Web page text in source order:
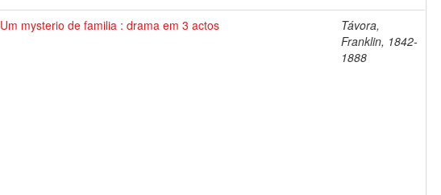
Um mysterio de familia : drama em 3 actos
Távora,
Franklin, 1842-
1888